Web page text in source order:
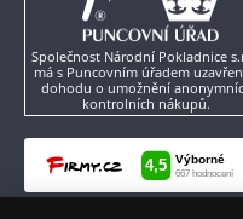
prodělalo za jeho
1787–1795 byl v
zrušen trest smrti.
Když 20. února roku
císař Josef II.,
nástupce. Trůn tak
Leopoldovi II. , který
Společnost Národní Pokladnice
má s Puncovním úřadem
dohodu o umožnění
kontrolních nákupů.